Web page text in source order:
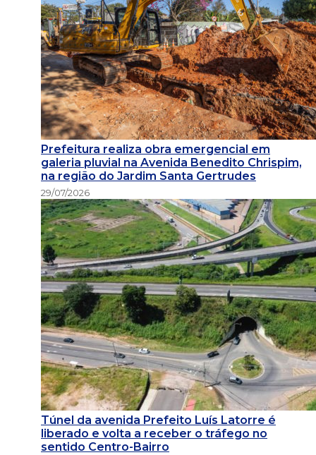
Prefeitura realiza obra emergencial em
galeria pluvial na Avenida Benedito Chrispim,
na região do Jardim Santa Gertrudes
29/07/2026
Túnel da avenida Prefeito Luís Latorre é
liberado e volta a receber o tráfego no
sentido Centro-Bairro